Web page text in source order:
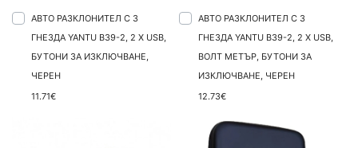
АВТО РАЗКЛОНИТЕЛ С 3
ГНЕЗДА YANTU B39-2, 2 X USB,
БУТОНИ ЗА ИЗКЛЮЧВАНЕ,
ЧЕРЕН
11.71€
АВТО РАЗКЛОНИТЕЛ С 3
ГНЕЗДА YANTU B39-2, 2 X USB,
ВОЛТ МЕТЪР, БУТОНИ ЗА
ИЗКЛЮЧВАНЕ, ЧЕРЕН
12.73€